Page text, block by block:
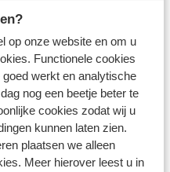
op onze website en om u
Functionele cookies
werkt en analytische
nog een beetje beter te
cookies zodat wij u
kunnen laten zien.
plaatsen we alleen
Meer hierover leest u in